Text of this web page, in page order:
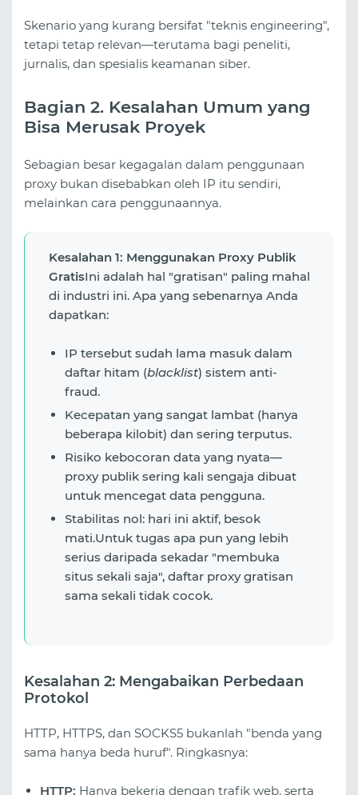
Skenario yang kurang bersifat "teknis engineering",
tetapi tetap relevan—terutama bagi peneliti,
jurnalis, dan spesialis keamanan siber.
Bagian 2. Kesalahan Umum yang
Bisa Merusak Proyek
Sebagian besar kegagalan dalam penggunaan
proxy bukan disebabkan oleh IP itu sendiri,
melainkan cara penggunaannya.
Kesalahan 1: Menggunakan Proxy Publik
GratisIni adalah hal "gratisan" paling mahal
di industri ini. Apa yang sebenarnya Anda
dapatkan:
IP tersebut sudah lama masuk dalam
daftar hitam (blacklist) sistem anti-
fraud.
Kecepatan yang sangat lambat (hanya
beberapa kilobit) dan sering terputus.
Risiko kebocoran data yang nyata—
proxy publik sering kali sengaja dibuat
untuk mencegat data pengguna.
Stabilitas nol: hari ini aktif, besok
mati.Untuk tugas apa pun yang lebih
serius daripada sekadar "membuka
situs sekali saja", daftar proxy gratisan
sama sekali tidak cocok.
Kesalahan 2: Mengabaikan Perbedaan
Protokol
HTTP, HTTPS, dan SOCKS5 bukanlah "benda yang
sama hanya beda huruf". Ringkasnya:
HTTP: Hanya bekerja dengan trafik web, serta